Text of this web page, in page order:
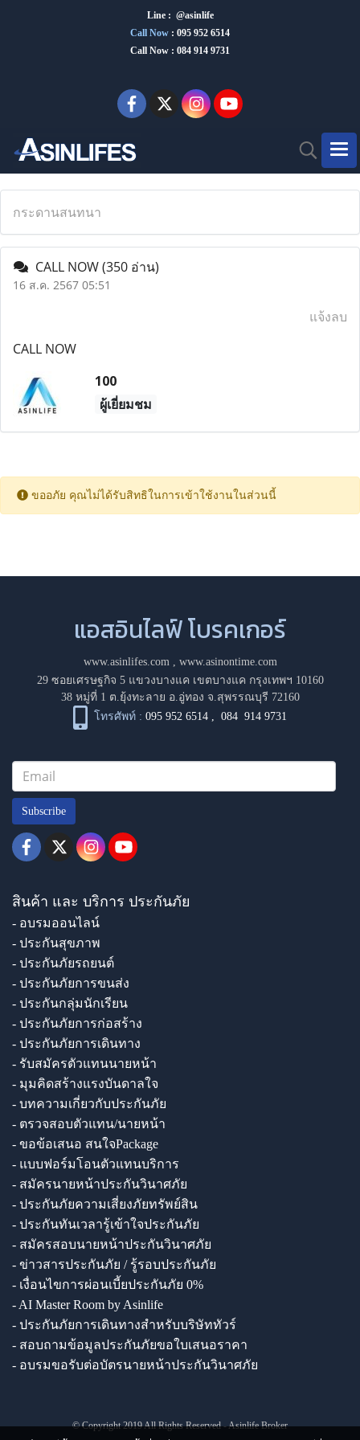
Line : @asinlife
Call Now : 095 952 6514
Call Now : 084 914 9731
กระดานสนทนา
CALL NOW(350 อ่าน)
16 ส.ค. 2567 05:51
แจ้งลบ
CALL NOW
100
ผู้เยี่ยมชม
ขออภัย คุณไม่ได้รับสิทธิในการเข้าใช้งานในส่วนนี้
แอสอินไลฟ์ โบรคเกอร์
www.asinlifes.com, www.asinontime.com
29 ซอยเศรษฐกิจ 5 แขวงบางแค เขตบางแค กรุงเทพฯ 10160
38 หมู่ที่ 1 ต.ยุ้งทะลาย อ.อู่ทอง จ.สุพรรณบุรี 72160
โทรศัพท์ : 095 952 6514 ,084 914 9731
Subscribe
สินค้า และ บริการ ประกันภัย
- อบรมออนไลน์
- ประกันสุขภาพ
- ประกันภัยรถยนต์
- ประกันภัยการขนส่ง
- ประกันกลุ่มนักเรียน
- ประกันภัยการก่อสร้าง
- ประกันภัยการเดินทาง
- รับสมัครตัวแทนนายหน้า
- มุมคิดสร้างแรงบันดาลใจ
- บทความเกี่ยวกับประกันภัย
- ตรวจสอบตัวแทน/นายหน้า
- ขอข้อเสนอ สนใจPackage
- แบบฟอร์มโอนตัวแทนบริการ
- สมัครนายหน้าประกันวินาศภัย
- ประกันภัยความเสี่ยงภัยทรัพย์สิน
- ประกันทันเวลารู้เข้าใจประกันภัย
- สมัครสอบนายหน้าประกันวินาศภัย
- ข่าวสารประกันภัย / รู้รอบประกันภัย
- เงื่อนไขการผ่อนเบี้ยประกันภัย 0%
- AI Master Room by Asinlife
- ประกันภัยการเดินทางสำหรับบริษัททัวร์
- สอบถามข้อมูลประกันภัยขอใบเสนอราคา
- อบรมขอรับต่อบัตรนายหน้าประกันวินาศภัย
© Copyright 2019 All Rights Reserved - Asinlife Broker